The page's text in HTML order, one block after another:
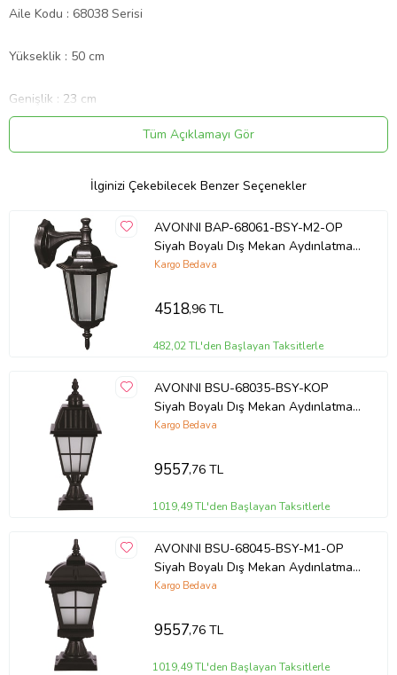
Aile Kodu : 68038 Serisi
Yükseklik : 50 cm
Genişlik : 23 cm
Ampül Türü : 1 x E27 Max. 60W - DAHİL DEĞİLDİR
Renk : Siyah
Kaplama Türü : Boyal?
Materyal : Aluminyum, Cam, Yok
Ürün Kodu:kcm27182833
Tüm Açıklamayı Gör
İlginizi Çekebilecek Benzer Seçenekler
AVONNI BAP-68061-BSY-M2-OP
Siyah Boyalı Dış Mekan Aydınlatma
E27 Aluminyum Cam 25x20cm
Kargo Bedava
4518,96 TL
482,02 TL'den Başlayan Taksitlerle
AVONNI BSU-68035-BSY-KOP
Siyah Boyalı Dış Mekan Aydınlatma
E27 Aluminyum Cam 23cm
Kargo Bedava
9557,76 TL
1019,49 TL'den Başlayan Taksitlerle
AVONNI BSU-68045-BSY-M1-OP
Siyah Boyalı Dış Mekan Aydınlatma
E27 Aluminyum Cam 23cm
Kargo Bedava
9557,76 TL
1019,49 TL'den Başlayan Taksitlerle